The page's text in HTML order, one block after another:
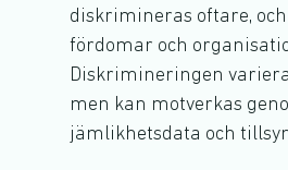
diskrimineras oftare,
fördomar och
Diskrimineringen
men kan motverkas
jämlikhetsdata och